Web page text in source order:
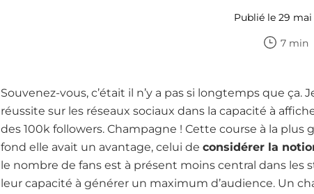
Publié le 29 mai
7 min
Souvenez-vous, c’était il n’y a pas si longtemps que ça.
réussite sur les réseaux sociaux dans la capacité à
des 100k followers. Champagne ! Cette course à la
fond elle avait un avantage, celui de considérer la
le nombre de fans est à présent moins central dans les
leur capacité à générer un maximum d’audience. Un